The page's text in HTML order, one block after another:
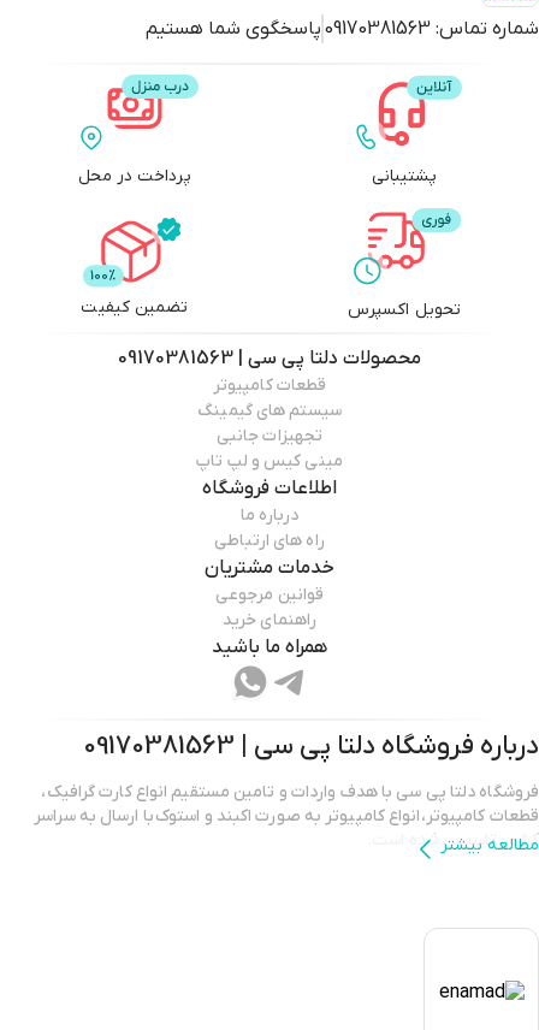
شماره تماس: 09170381563 پاسخگوی شما هستیم
پشتیبانی پرداخت در محل
تحویل اکسپرس تضمین کیفیت
محصولات دلتا پی سی | 09170381563
قطعات کامپیوتر
سیستم های گیمینگ
تجهیزات جانبی
مینی کیس و لپ تاپ
اطلاعات فروشگاه
درباره ما
راه های ارتباطی
خدمات مشتریان
قوانین مرجوعی
راهنمای خرید
همراه ما باشید
درباره فروشگاه دلتا پی سی | 09170381563
فروشگاه دلتا پی سی با هدف واردات و تامین مستقیم انواع کارت گرافیک،
قطعات کامپیوتر،انواع کامپیوتر به صورت اکبند و استوک با ارسال به سراسر
کشور تاسیس شده است.
مطالعه بیشتر